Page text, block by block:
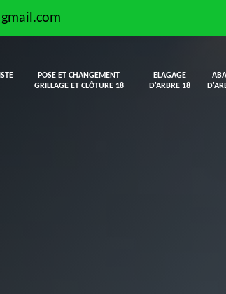
POSE ET CHANGEMENT
GRILLAGE ET CLÔTURE 18
ELAGAGE
D'ARBRE 18